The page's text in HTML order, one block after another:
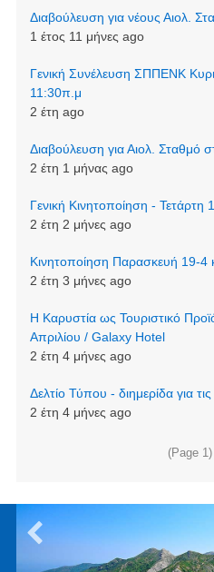
Διαβούλευση για νέους Αιολ.
1 έτος 11 μήνες ago
Γενική Συνέλευση ΣΠΠΕΝΚ
11:30π.μ
2 έτη ago
Διαβούλευση για Αιολ. Σταθμό
2 έτη 1 μήνας ago
Γενική Κινητοποίηση - Τετάρτη
2 έτη 2 μήνες ago
Κινητοποίηση Παρασκευή 19-4
2 έτη 3 μήνες ago
Η Καρυστία ως Τουριστικό
Απριλίου / Galaxy Hotel
2 έτη 4 μήνες ago
Δελτίο Τύπου - διημερίδα για τις
2 έτη 4 μήνες ago
(Page 1)